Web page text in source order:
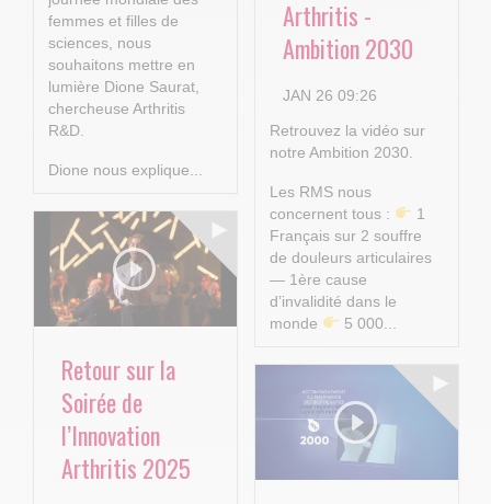
femmes et filles de
sciences, nous
souhaitons mettre en
lumière Dione Saurat,
chercheuse Arthritis
R&D.
Dione nous explique...
Arthritis -
Ambition 2030
JAN 26 09:26
Retrouvez la vidéo sur
notre Ambition 2030.
Les RMS nous
concernent tous :
1
Français sur 2 souffre
de douleurs articulaires
— 1ère cause
d’invalidité dans le
monde
5 000...
Retour sur la
Soirée de
l’Innovation
Arthritis 2025